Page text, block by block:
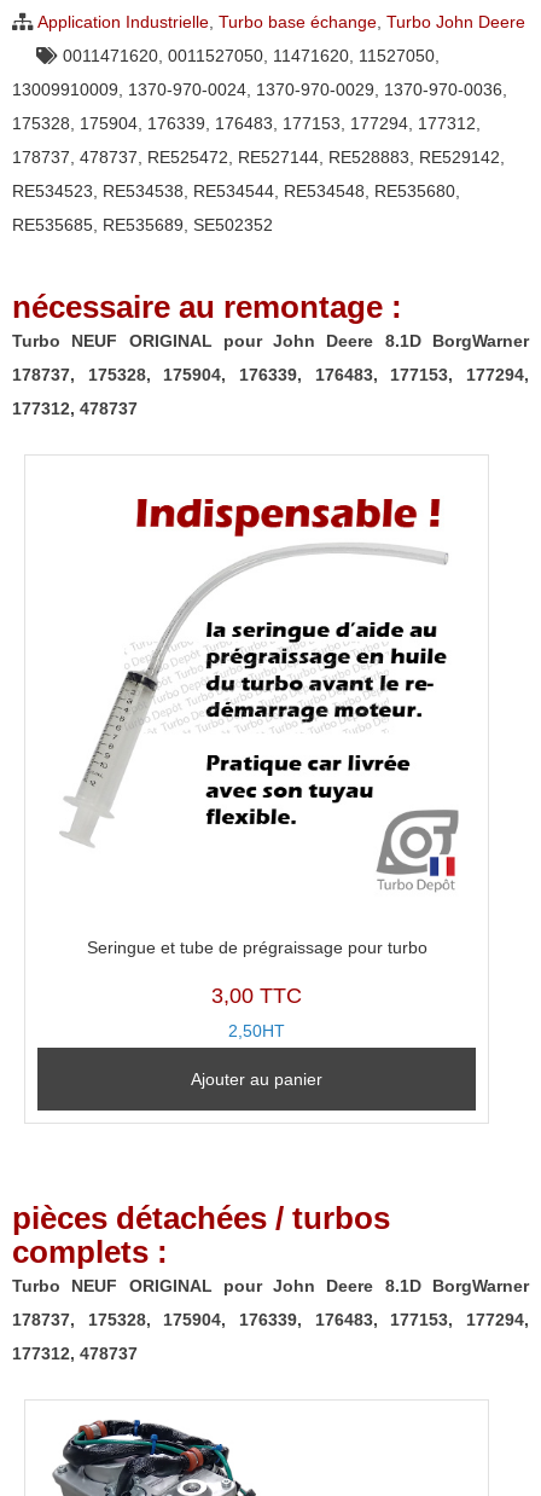
John
Deere
BorgWarner
178737,
176483,
177153,
177294,
177312,
Application Industrielle Turbo base échange Turbo John Deere
0011471620 0011527050 11471620 11527050
13009910009
1370-970-0024 1370-970-0029 1370-970-0036
175328
175904 176339 176483 177153 177294 177312
178737 478737 RE525472 RE527144 RE528883 RE529142
RE534523
RE534538 RE534544 RE534548 RE535680
RE535685 RE535689 SE502352
nécessaire au remontage :
Turbo NEUF ORIGINAL pour John Deere 8.1D BorgWarner
178737, 175328, 175904, 176339, 176483, 177153, 177294,
177312, 478737
Seringue et tube de prégraissage pour turbo
3,00 TTC
2,50HT
Ajouter au panier
pièces détachées / turbos
complets :
Turbo NEUF ORIGINAL pour John Deere 8.1D BorgWarner
178737, 175328, 175904, 176339, 176483, 177153, 177294,
177312, 478737